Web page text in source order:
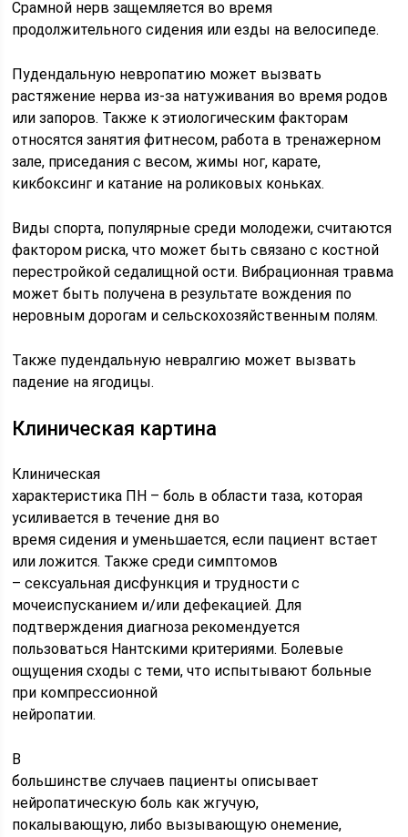
Срамной нерв защемляется во время
продолжительного сидения или езды на велосипеде.
Пудендальную невропатию может вызвать
растяжение нерва из-за натуживания во время родов
или запоров. Также к этиологическим факторам
относятся занятия фитнесом, работа в тренажерном
зале, приседания с весом, жимы ног, карате,
кикбоксинг и катание на роликовых коньках.
Виды спорта, популярные среди молодежи, считаются
фактором риска, что может быть связано с костной
перестройкой седалищной ости. Вибрационная травма
может быть получена в результате вождения по
неровным дорогам и сельскохозяйственным полям.
Также пудендальную невралгию может вызвать
падение на ягодицы.
Клиническая картина
Клиническая
характеристика ПН – боль в области таза, которая
усиливается в течение дня во
время сидения и уменьшается, если пациент встает
или ложится. Также среди симптомов
– сексуальная дисфункция и трудности с
мочеиспусканием и/или дефекацией. Для
подтверждения диагноза рекомендуется
пользоваться Нантскими критериями. Болевые
ощущения сходы с теми, что испытывают больные
при компрессионной
нейропатии.
В
большинстве случаев пациенты описывает
нейропатическую боль как жгучую,
покалывающую, либо вызывающую онемение,